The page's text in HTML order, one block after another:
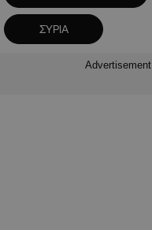
ΣΥΡΙΑ
Advertisement